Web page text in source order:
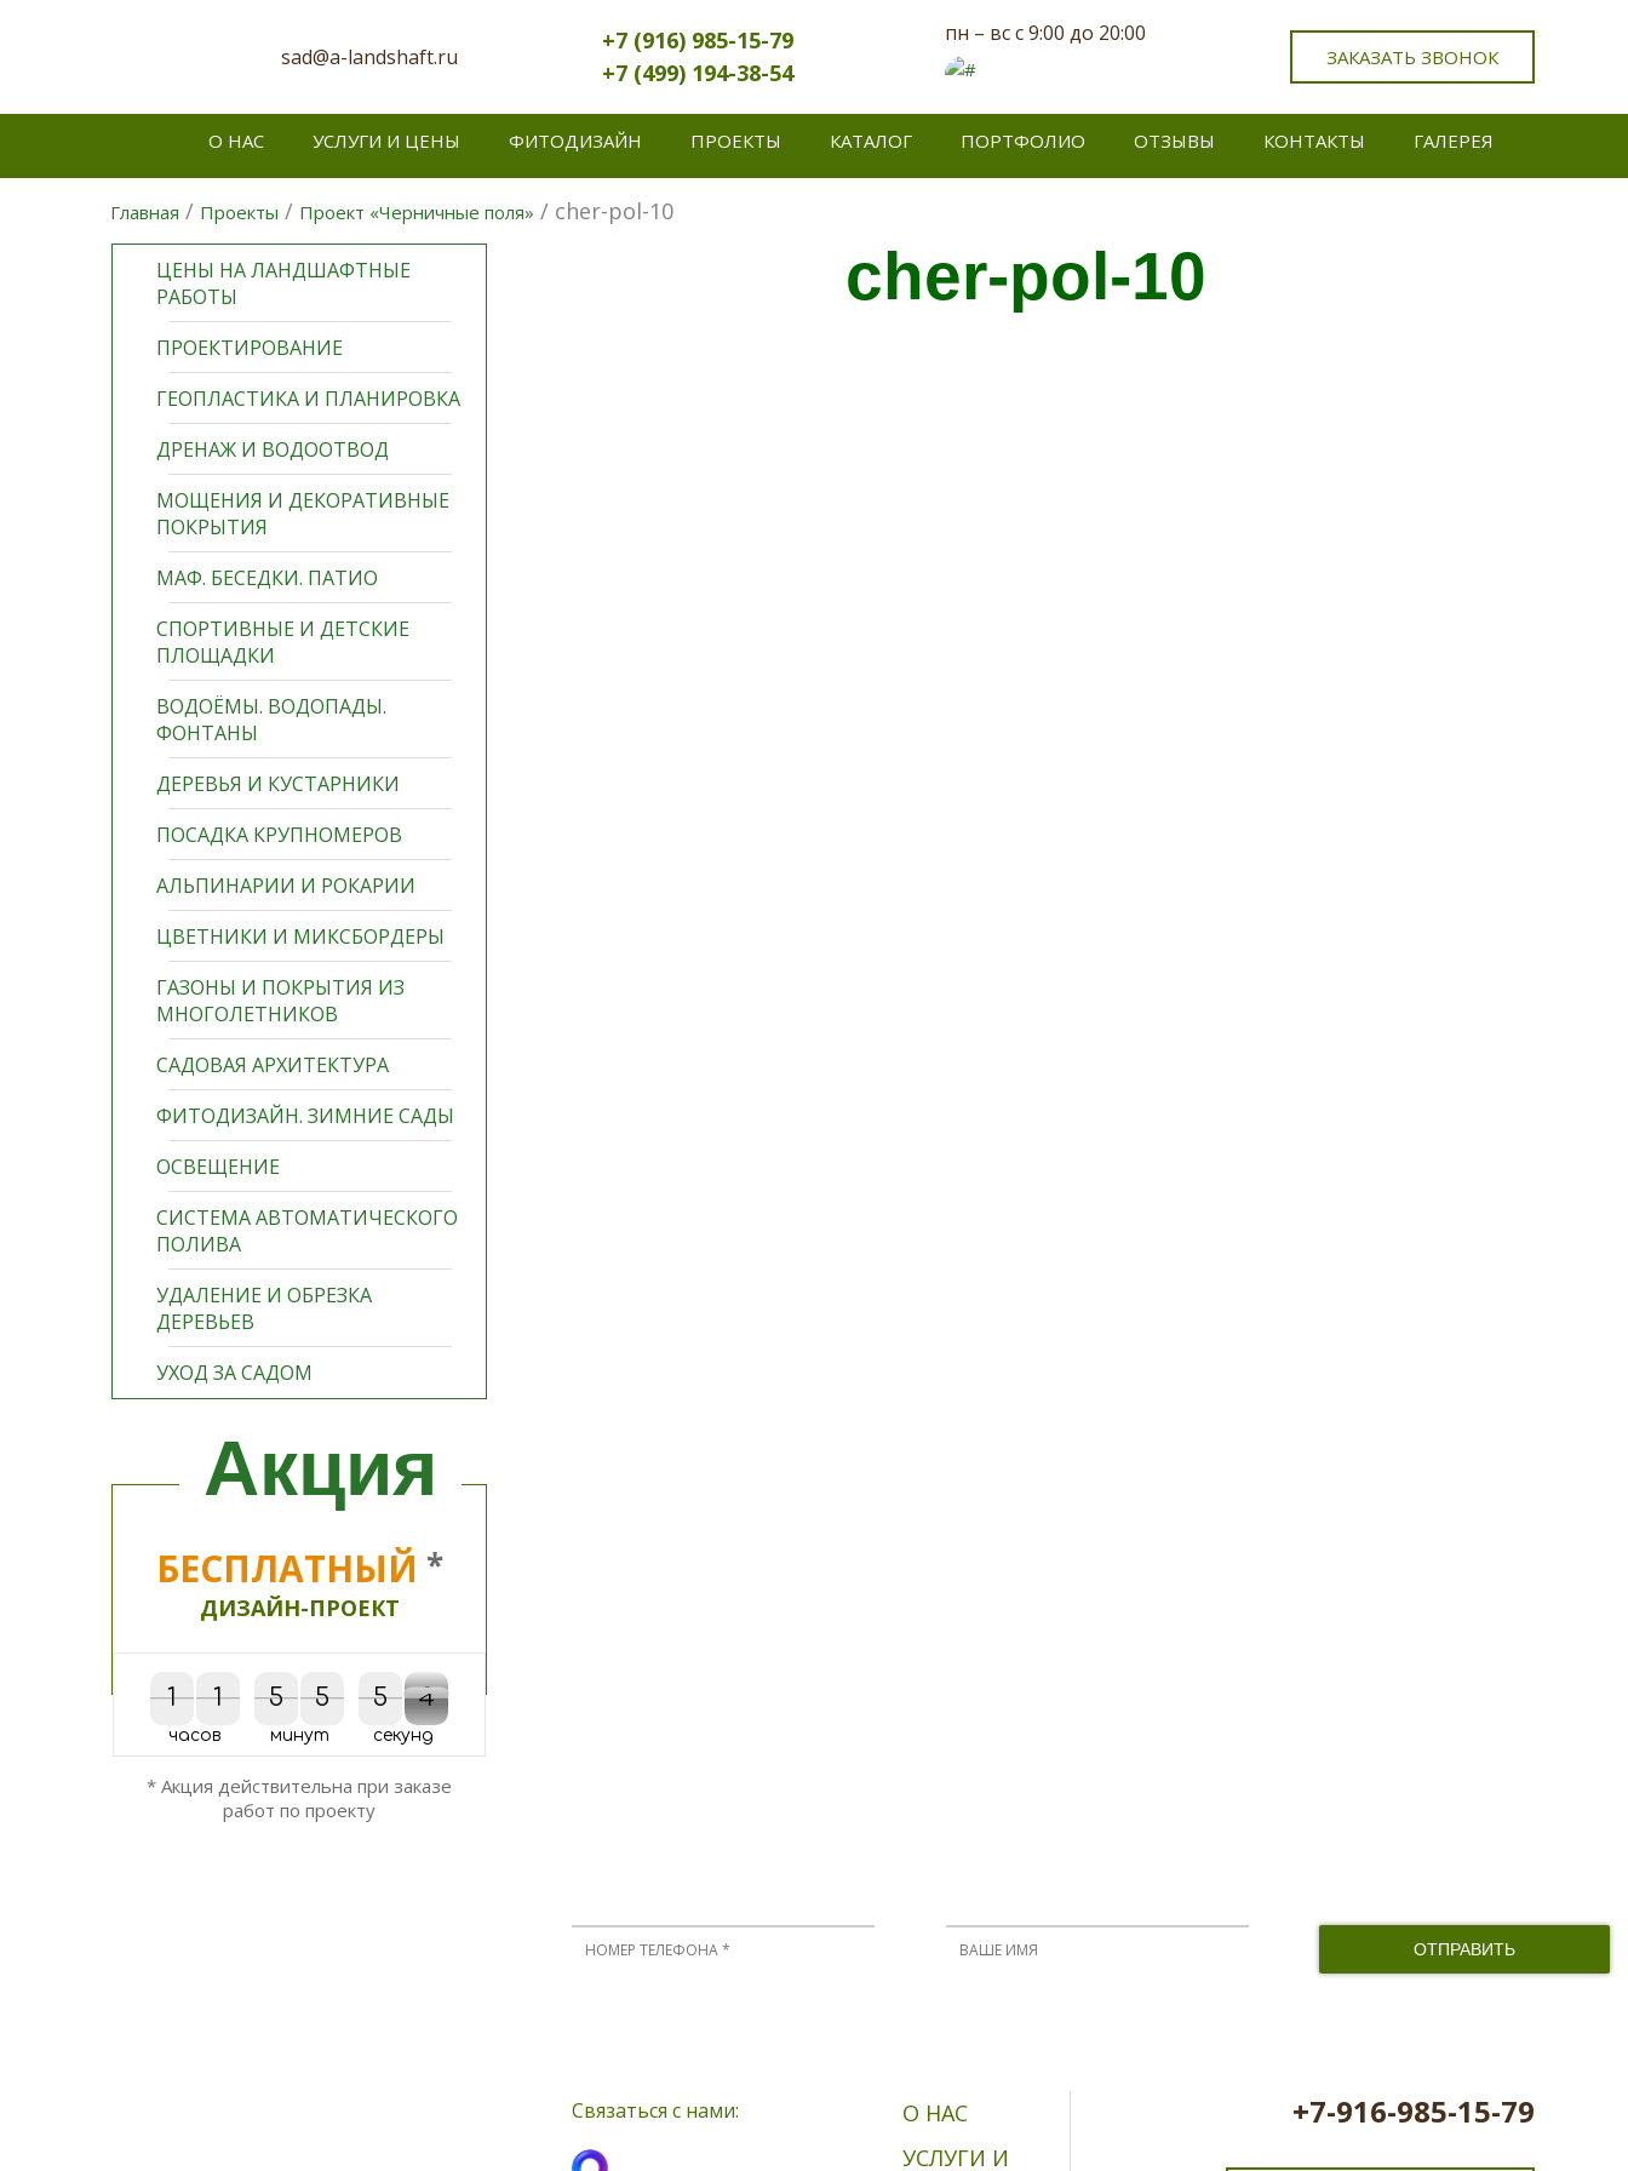
sad@a-landshaft.ru
+7 (916) 985-15-79
+7 (499) 194-38-54
пн – вс с 9:00 до 20:00
ЗАКАЗАТЬ ЗВОНОК
О НАС УСЛУГИ И ЦЕНЫ ФИТОДИЗАЙН ПРОЕКТЫ КАТАЛОГ ПОРТФОЛИО ОТЗЫВЫ КОНТАКТЫ ГАЛЕРЕЯ
Главная / Проекты / Проект «Черничные поля» / cher-pol-10
ЦЕНЫ НА ЛАНДШАФТНЫЕ
РАБОТЫ
ПРОЕКТИРОВАНИЕ
ГЕОПЛАСТИКА И ПЛАНИРОВКА
ДРЕНАЖ И ВОДООТВОД
МОЩЕНИЯ И ДЕКОРАТИВНЫЕ
ПОКРЫТИЯ
МАФ. БЕСЕДКИ. ПАТИО
СПОРТИВНЫЕ И ДЕТСКИЕ
ПЛОЩАДКИ
ВОДОЁМЫ. ВОДОПАДЫ.
ФОНТАНЫ
ДЕРЕВЬЯ И КУСТАРНИКИ
ПОСАДКА КРУПНОМЕРОВ
АЛЬПИНАРИИ И РОКАРИИ
ЦВЕТНИКИ И МИКСБОРДЕРЫ
ГАЗОНЫ И ПОКРЫТИЯ ИЗ
МНОГОЛЕТНИКОВ
САДОВАЯ АРХИТЕКТУРА
ФИТОДИЗАЙН. ЗИМНИЕ САДЫ
ОСВЕЩЕНИЕ
СИСТЕМА АВТОМАТИЧЕСКОГО
ПОЛИВА
УДАЛЕНИЕ И ОБРЕЗКА
ДЕРЕВЬЕВ
УХОД ЗА САДОМ
Акция
БЕСПЛАТНЫЙ *
ДИЗАЙН-ПРОЕКТ
1
1 1
1
часов
5
5 5
5
минут
5
5 4
3
3
4
секунд
* Акция действительна при заказе
работ по проекту
cher-pol-10
Связаться с нами:
О НАС
УСЛУГИ И
+7-916-985-15-79